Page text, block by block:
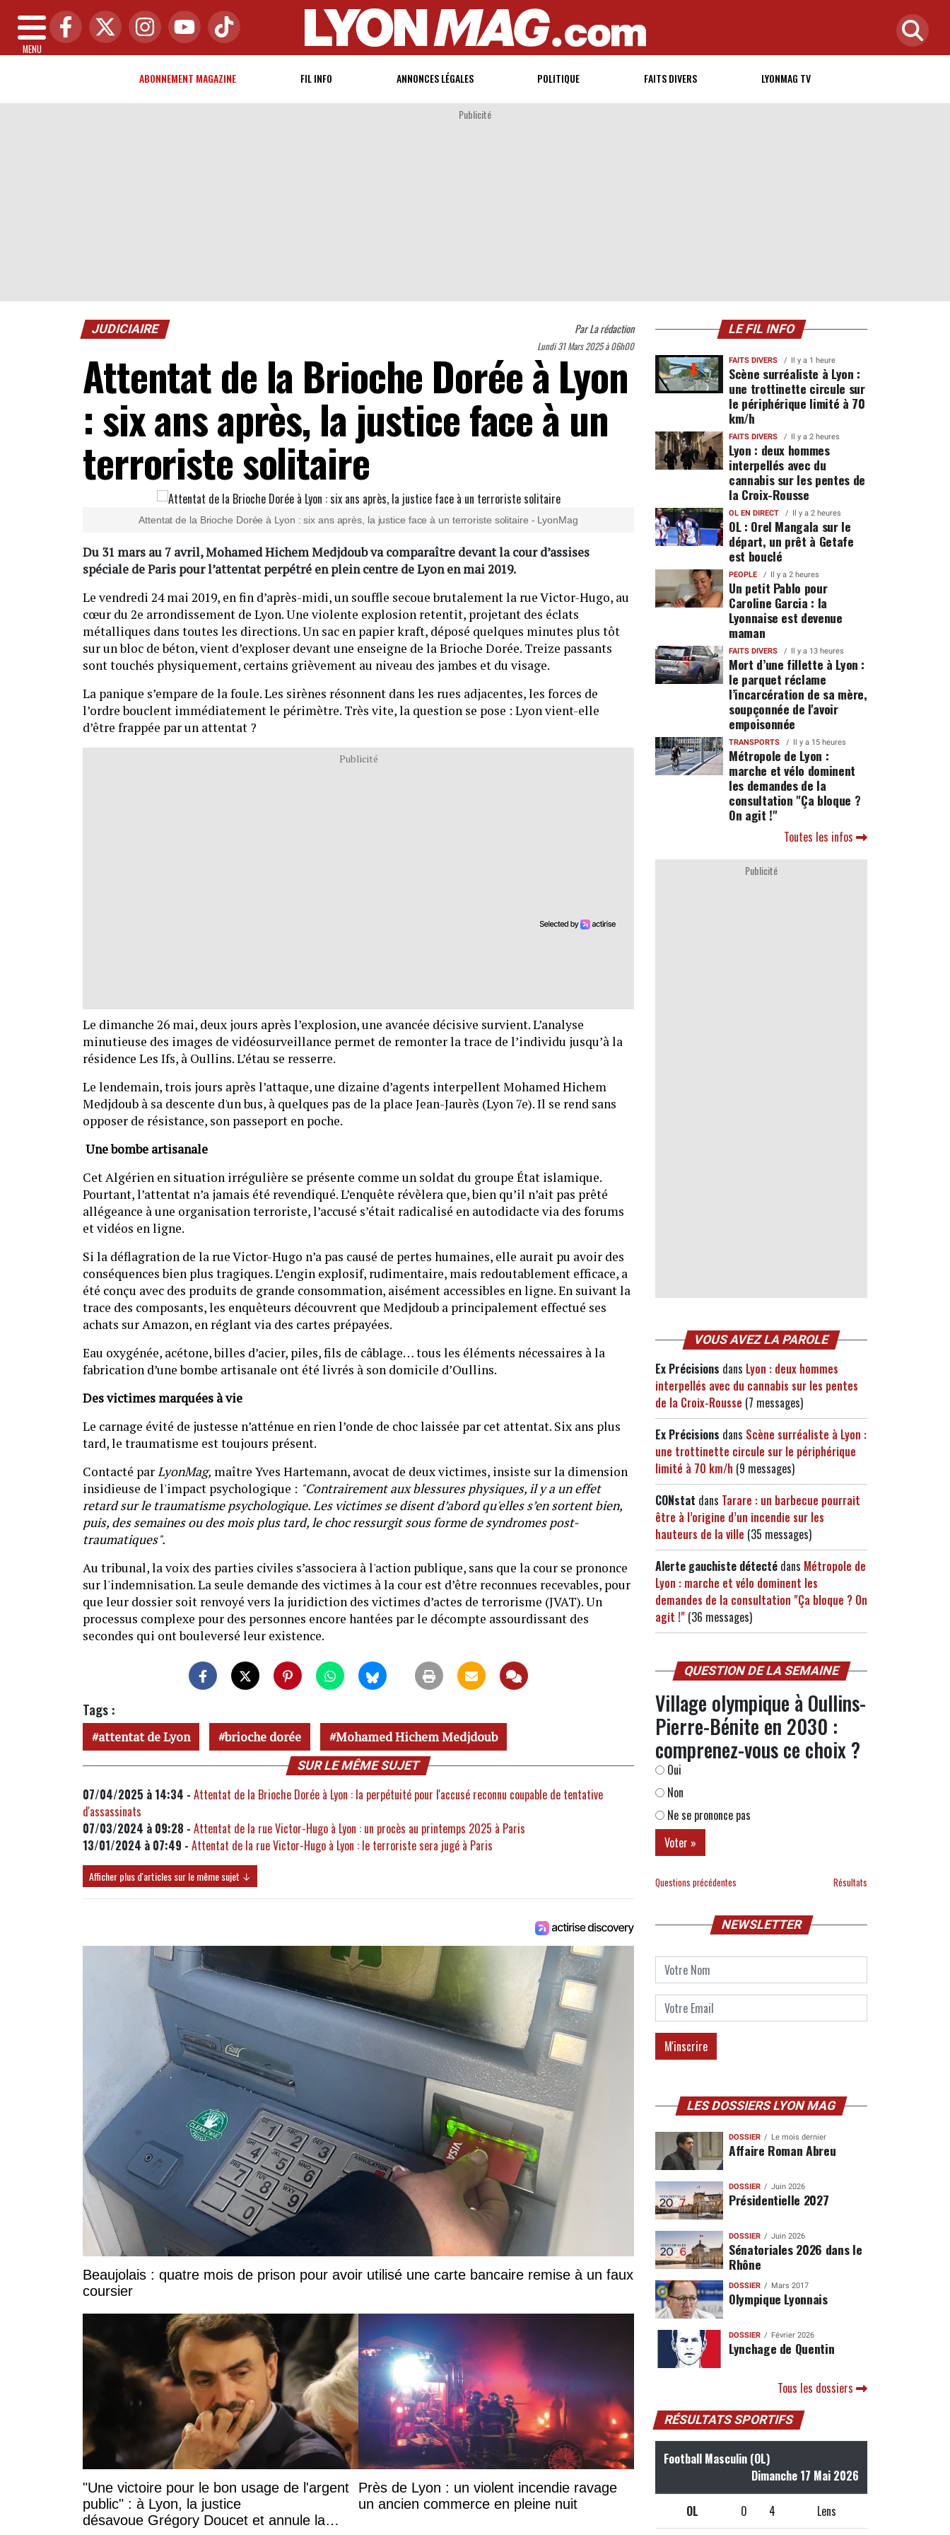
MENU
ABONNEMENT MAGAZINE FIL INFO ANNONCES LÉGALES POLITIQUE FAITS DIVERS LYONMAG TV
Publicité
JUDICIAIRE ParLa rédaction
Lundi 31 Mars 2025 à 06h00
Attentat de la Brioche Dorée à Lyon
: six ans après, la justice face à un
terroriste solitaire
Attentat de la Brioche Dorée à Lyon : six ans après, la justice face à un terroriste solitaire - LyonMag
Du 31 mars au 7 avril, Mohamed Hichem Medjdoub va comparaître devant la cour d’assises
spéciale de Paris pour l’attentat perpétré en plein centre de Lyon en mai 2019.
Le vendredi 24 mai 2019, en fin d’après-midi, un souffle secoue brutalement la rue Victor-Hugo, au
cœur du 2e arrondissement de Lyon. Une violente explosion retentit, projetant des éclats
métalliques dans toutes les directions. Un sac en papier kraft, déposé quelques minutes plus tôt
sur un bloc de béton, vient d’exploser devant une enseigne de la Brioche Dorée. Treize passants
sont touchés physiquement, certains grièvement au niveau des jambes et du visage.
La panique s’empare de la foule. Les sirènes résonnent dans les rues adjacentes, les forces de
l’ordre bouclent immédiatement le périmètre. Très vite, la question se pose : Lyon vient-elle
d’être frappée par un attentat ?
Publicité
Le dimanche 26 mai, deux jours après l’explosion, une avancée décisive survient. L’analyse
minutieuse des images de vidéosurveillance permet de remonter la trace de l’individu jusqu’à la
résidence Les Ifs, à Oullins. L’étau se resserre.
Le lendemain, trois jours après l’attaque, une dizaine d’agents interpellent Mohamed Hichem
Medjdoub à sa descente d'un bus, à quelques pas de la place Jean-Jaurès (Lyon 7e). Il se rend sans
opposer de résistance, son passeport en poche.
Une bombe artisanale
Cet Algérien en situation irrégulière se présente comme un soldat du groupe État islamique.
Pourtant, l’attentat n’a jamais été revendiqué. L’enquête révèlera que, bien qu’il n’ait pas prêté
allégeance à une organisation terroriste, l’accusé s’était radicalisé en autodidacte via des forums
et vidéos en ligne.
Si la déflagration de la rue Victor-Hugo n’a pas causé de pertes humaines, elle aurait pu avoir des
conséquences bien plus tragiques. L’engin explosif, rudimentaire, mais redoutablement efficace, a
été conçu avec des produits de grande consommation, aisément accessibles en ligne. En suivant la
trace des composants, les enquêteurs découvrent que Medjdoub a principalement effectué ses
achats sur Amazon, en réglant via des cartes prépayées.
Eau oxygénée, acétone, billes d’acier, piles, fils de câblage… tous les éléments nécessaires à la
fabrication d’une bombe artisanale ont été livrés à son domicile d’Oullins.
Des victimes marquées à vie
Le carnage évité de justesse n’atténue en rien l’onde de choc laissée par cet attentat. Six ans plus
tard, le traumatisme est toujours présent.
Contacté parLyonMag, maître Yves Hartemann, avocat de deux victimes, insiste sur la dimension
insidieuse de l'impact psychologique : "Contrairement aux blessures physiques, il y a un effet
retard sur le traumatisme psychologique. Les victimes se disent d’abord qu'elles s’en sortent bien,
puis, des semaines ou des mois plus tard, le choc ressurgit sous forme de syndromes post-
traumatiques".
Au tribunal, la voix des parties civiles s’associera à l'action publique, sans que la cour se prononce
sur l'indemnisation. La seule demande des victimes à la cour est d’être reconnues recevables, pour
que leur dossier soit renvoyé vers la juridiction des victimes d’actes de terrorisme (JVAT). Un
processus complexe pour des personnes encore hantées par le décompte assourdissant des
secondes qui ont bouleversé leur existence.
Tags :
attentat de Lyon brioche dorée Mohamed Hichem Medjdoub
SUR LE MÊME SUJET
07/04/2025 à 14:34 - Attentat de la Brioche Dorée à Lyon : la perpétuité pour l'accusé reconnu coupable de tentative
d'assassinats
07/03/2024 à 09:28 - Attentat de la rue Victor-Hugo à Lyon : un procès au printemps 2025 à Paris
13/01/2024 à 07:49 - Attentat de la rue Victor-Hugo à Lyon : le terroriste sera jugé à Paris
Afficher plus d'articles sur le même sujet ↓
Beaujolais : quatre mois de prison pour avoir utilisé une carte bancaire remise à un faux
coursier
"Une victoire pour le bon usage de l'argent
public" : à Lyon, la justice
désavoue Grégory Doucet et annule la
Près de Lyon : un violent incendie ravage
un ancien commerce en pleine nuit
LE FIL INFO
FAITS DIVERS Il y a 1 heure
Scène surréaliste à Lyon :
une trottinette circule sur
le périphérique limité à 70
km/h
FAITS DIVERS Il y a 2 heures
Lyon : deux hommes
interpellés avec du
cannabis sur les pentes de
la Croix-Rousse
OL EN DIRECT Il y a 2 heures
OL : Orel Mangala sur le
départ, un prêt à Getafe
est bouclé
PEOPLE Il y a 2 heures
Un petit Pablo pour
Caroline Garcia : la
Lyonnaise est devenue
maman
FAITS DIVERS Il y a 13 heures
Mort d’une fillette à Lyon :
le parquet réclame
l’incarcération de sa mère,
soupçonnée de l'avoir
empoisonnée
TRANSPORTS Il y a 15 heures
Métropole de Lyon :
marche et vélo dominent
les demandes de la
consultation "Ça bloque ?
On agit !"
Toutes les infos
Publicité
VOUS AVEZ LA PAROLE
Ex Précisions dans Lyon : deux hommes
interpellés avec du cannabis sur les pentes
de la Croix-Rousse (7 messages)
Ex Précisions dans Scène surréaliste à Lyon :
une trottinette circule sur le périphérique
limité à 70 km/h (9 messages)
CONstat dans Tarare : un barbecue pourrait
être à l’origine d’un incendie sur les
hauteurs de la ville (35 messages)
Alerte gauchiste détecté dans Métropole de
Lyon : marche et vélo dominent les
demandes de la consultation "Ça bloque ? On
agit !" (36 messages)
QUESTION DE LA SEMAINE
Village olympique à Oullins-
Pierre-Bénite en 2030 :
comprenez-vous ce choix ?
Oui
Non
Ne se prononce pas
Questions précédentes Résultats
NEWSLETTER
LES DOSSIERS LYON MAG
DOSSIER Le mois dernier
Affaire Roman Abreu
DOSSIER Juin 2026
Présidentielle 2027
DOSSIER Juin 2026
Sénatoriales 2026 dans le
Rhône
DOSSIER Mars 2017
Olympique Lyonnais
DOSSIER Février 2026
Lynchage de Quentin
Tous les dossiers
RÉSULTATS SPORTIFS
Football Masculin (OL)
Dimanche 17 Mai 2026
OL 0 4 Lens